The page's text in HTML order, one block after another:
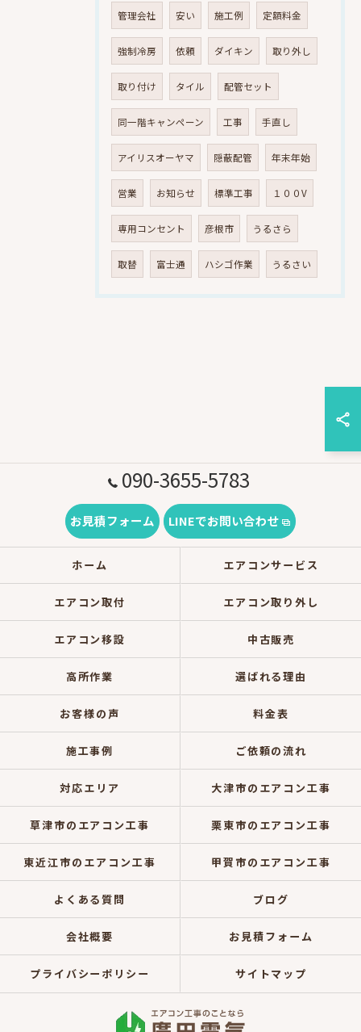
管理会社 安い 施工例 定額料金
強制冷房 依頼 ダイキン 取り外し
取り付け タイル 配管セット
同一階キャンペーン 工事 手直し
アイリスオーヤマ 隠蔽配管 年末年始
営業 お知らせ 標準工事 １００V
専用コンセント 彦根市 うるさら
取替 富士通 ハシゴ作業 うるさい
090-3655-5783
お見積フォーム LINEでお問い合わせ
ホーム エアコンサービス
エアコン取付 エアコン取り外し
エアコン移設 中古販売
高所作業 選ばれる理由
お客様の声 料金表
施工事例 ご依頼の流れ
対応エリア 大津市のエアコン工事
草津市のエアコン工事 栗東市のエアコン工事
東近江市のエアコン工事 甲賀市のエアコン工事
よくある質問 ブログ
会社概要 お見積フォーム
プライバシーポリシー サイトマップ